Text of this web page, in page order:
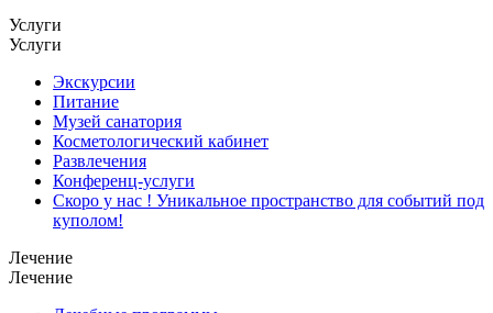
Услуги
Услуги
Экскурсии
Питание
Музей санатория
Косметологический кабинет
Развлечения
Конференц-услуги
Скоро у нас ! Уникальное пространство для событий под
куполом!
Лечение
Лечение